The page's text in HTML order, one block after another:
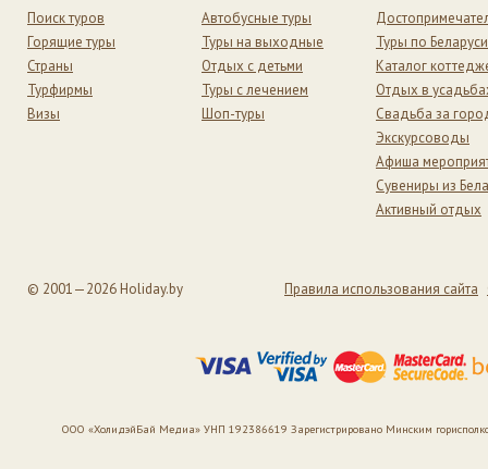
Поиск туров
Горящие туры
Страны
Турфирмы
Визы
Автобусные туры
Туры на выходные
Отдых с детьми
Туры с лечением
Шоп-туры
Туры по Беларуси
Каталог
Отдых в
Свадьба за
Экскурсоводы
Афиша
Сувениры из
Активный отдых
© 2001—2026 Holiday.by Правила использования сайта
ООО «ХолидэйБай Медиа» УНП 192386619 Зарегистрировано Минским